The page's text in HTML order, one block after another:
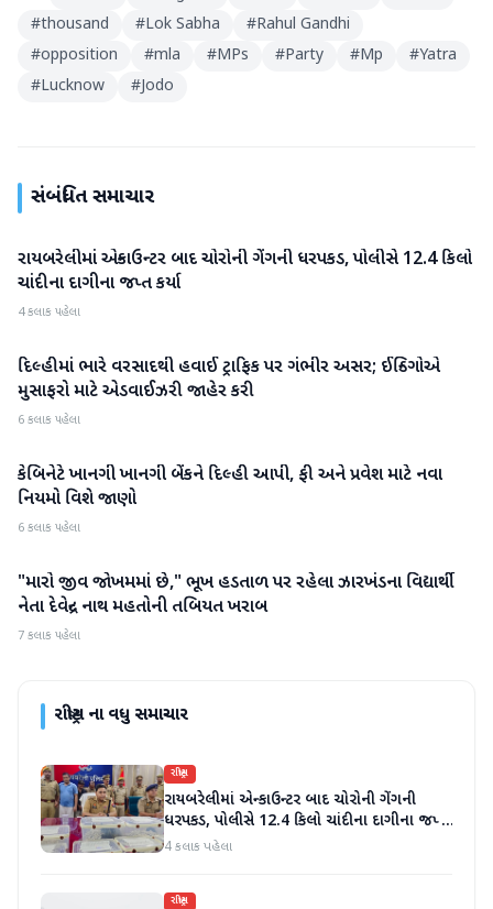
#thousand #Lok Sabha #Rahul Gandhi
#opposition #mla #MPs #Party #Mp #Yatra
#Lucknow #Jodo
સંબંધિત સમાચાર
રાષ્ટ્રીય
રાયબરેલીમાં એન્કાઉન્ટર બાદ ચોરોની ગેંગની ધરપકડ, પોલીસે 12.4 કિલો
ચાંદીના દાગીના જપ્ત કર્યા
4 કલાક પહેલા
રાષ્ટ્રીય
દિલ્હીમાં ભારે વરસાદથી હવાઈ ટ્રાફિક પર ગંભીર અસર; ઈન્ડિગોએ
મુસાફરો માટે એડવાઈઝરી જાહેર કરી
6 કલાક પહેલા
રાષ્ટ્રીય
કેબિનેટે ખાનગી ખાનગી બેંકને દિલ્હી આપી, ફી અને પ્રવેશ માટે નવા
નિયમો વિશે જાણો
6 કલાક પહેલા
રાષ્ટ્રીય
"મારો જીવ જોખમમાં છે," ભૂખ હડતાળ પર રહેલા ઝારખંડના વિદ્યાર્થી
નેતા દેવેન્દ્ર નાથ મહતોની તબિયત ખરાબ
7 કલાક પહેલા
રાષ્ટ્રીયના વધુ સમાચાર
રાષ્ટ્રીય
રાયબરેલીમાં એન્કાઉન્ટર બાદ ચોરોની ગેંગની
ધરપકડ, પોલીસે 12.4 કિલો ચાંદીના દાગીના જપ્ત
કર્યા
4 કલાક પહેલા
રાષ્ટ્રીય